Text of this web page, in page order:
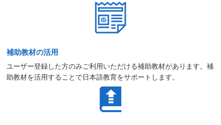
補助教材の活用
ユーザー登録した方のみご利用いただける補助教材があります。補
助教材を活用することで日本語教育をサポートします。